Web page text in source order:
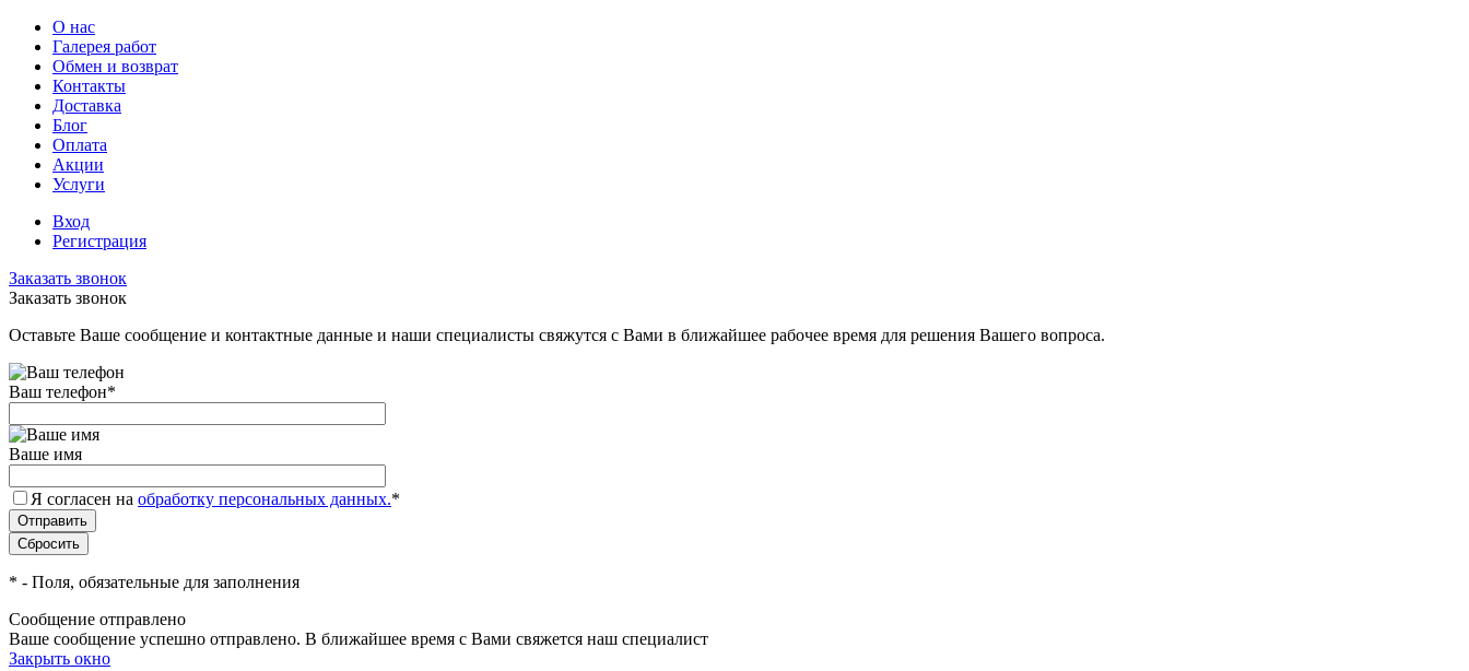
О нас
Галерея работ
Обмен и возврат
Контакты
Доставка
Блог
Оплата
Акции
Услуги
Вход
Регистрация
Заказать звонок
Заказать звонок
Оставьте Ваше сообщение и контактные данные и наши специалисты свяжутся с Вами в ближайшее рабочее время для решения Вашего вопроса.
Ваш телефон*
Ваше имя
Я согласен на обработку персональных данных.*
* - Поля, обязательные для заполнения
Сообщение отправлено
Ваше сообщение успешно отправлено. В ближайшее время с Вами свяжется наш специалист
Закрыть окно